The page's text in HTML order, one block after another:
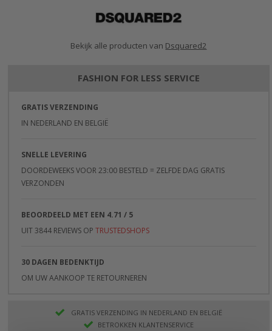
Bekijk alle producten van Dsquared2
FASHION FOR LESS SERVICE
GRATIS VERZENDING
IN NEDERLAND EN BELGIË
SNELLE LEVERING
DOORDEWEEKS VOOR 23:00 BESTELD = ZELFDE DAG GRATIS
VERZONDEN
BEOORDEELD MET EEN 4.71 / 5
UIT 3844 REVIEWS OPTRUSTEDSHOPS
30 DAGEN BEDENKTIJD
OM UW AANKOOP TE RETOURNEREN
GRATIS VERZENDING IN NEDERLAND EN BELGIË
BETROKKEN KLANTENSERVICE